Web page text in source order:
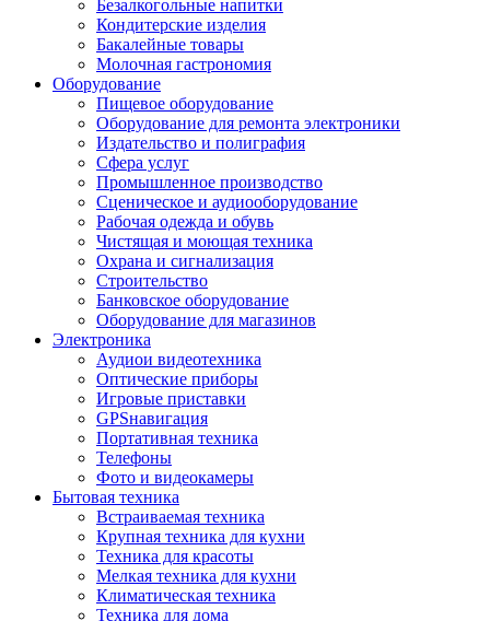
Безалкогольные напитки
Кондитерские изделия
Бакалейные товары
Молочная гастрономия
Оборудование
Пищевое оборудование
Оборудование для ремонта электроники
Издательство и полиграфия
Сфера услуг
Промышленное производство
Сценическое и аудиооборудование
Рабочая одежда и обувь
Чистящая и моющая техника
Охрана и сигнализация
Строительство
Банковское оборудование
Оборудование для магазинов
Электроника
Аудиои видеотехника
Оптические приборы
Игровые приставки
GPSнавигация
Портативная техника
Телефоны
Фото и видеокамеры
Бытовая техника
Встраиваемая техника
Крупная техника для кухни
Техника для красоты
Мелкая техника для кухни
Климатическая техника
Техника для дома